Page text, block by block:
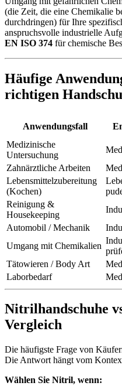
(die Zeit, die eine Chemikalie
durchdringen) für Ihre
anspruchsvolle industrielle
EN ISO 374 für chemische
Häufige
richtigen
Anwendungsfall
Medizinische
Untersuchung
Zahnärztliche Arbeiten
Lebensmittelzubereitung
(Kochen)
Reinigung &
Housekeeping
Automobil / Mechanik
Umgang mit Chemikalien
Tätowieren / Body Art
Laborbedarf
Nitrilhandschuhe
Vergleich
Die häufigste Frage von
Die Antwort hängt vom
Wählen Sie Nitril, wenn: